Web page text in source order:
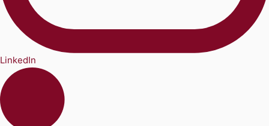
LinkedIn